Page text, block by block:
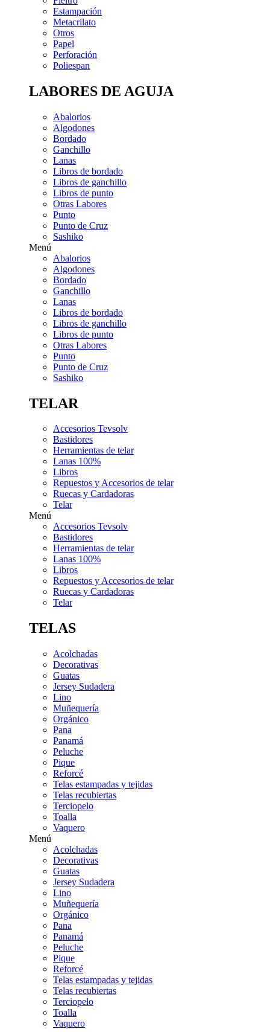
Estampación
Metacrilato
Otros
Papel
Perforación
Poliespan
LABORES DE AGUJA
Abalorios
Algodones
Bordado
Ganchillo
Lanas
Libros de bordado
Libros de ganchillo
Libros de punto
Otras Labores
Punto
Punto de Cruz
Sashiko
Menú
Abalorios
Algodones
Bordado
Ganchillo
Lanas
Libros de bordado
Libros de ganchillo
Libros de punto
Otras Labores
Punto
Punto de Cruz
Sashiko
TELAR
Accesorios Tevsolv
Bastidores
Herramientas de telar
Lanas 100%
Libros
Repuestos y Accesorios de telar
Ruecas y Cardadoras
Telar
Menú
Accesorios Tevsolv
Bastidores
Herramientas de telar
Lanas 100%
Libros
Repuestos y Accesorios de telar
Ruecas y Cardadoras
Telar
TELAS
Acolchadas
Decorativas
Guatas
Jersey Sudadera
Lino
Muñequería
Orgánico
Pana
Panamá
Peluche
Pique
Reforcé
Telas estampadas y tejidas
Telas recubiertas
Terciopelo
Toalla
Vaquero
Menú
Acolchadas
Decorativas
Guatas
Jersey Sudadera
Lino
Muñequería
Orgánico
Pana
Panamá
Peluche
Pique
Reforcé
Telas estampadas y tejidas
Telas recubiertas
Terciopelo
Toalla
Vaquero